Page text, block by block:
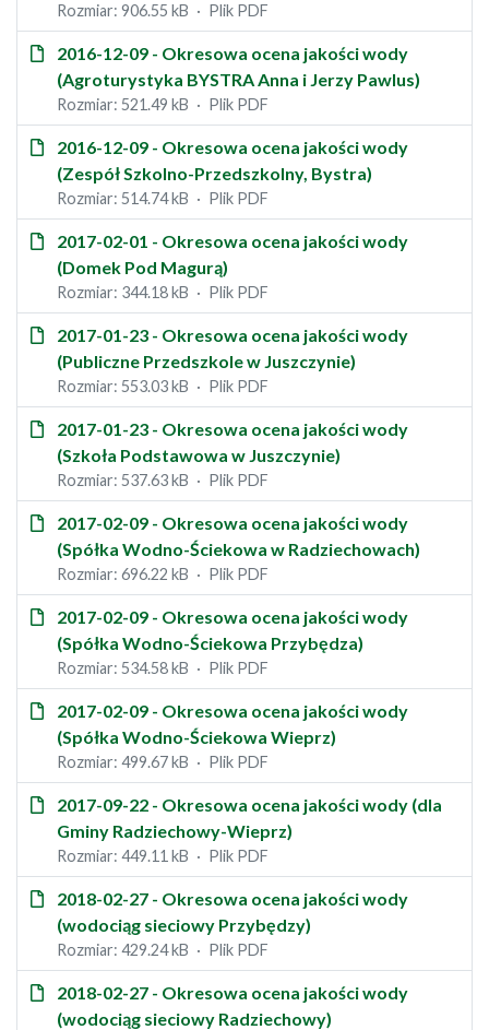
Rozmiar: 906.55 kB Plik PDF
2016-12-09 - Okresowa ocena jakości wody
(Agroturystyka BYSTRA Anna i Jerzy Pawlus)
Rozmiar: 521.49 kB Plik PDF
2016-12-09 - Okresowa ocena jakości wody
(Zespół Szkolno-Przedszkolny, Bystra)
Rozmiar: 514.74 kB Plik PDF
2017-02-01 - Okresowa ocena jakości wody
(Domek Pod Magurą)
Rozmiar: 344.18 kB Plik PDF
2017-01-23 - Okresowa ocena jakości wody
(Publiczne Przedszkole w Juszczynie)
Rozmiar: 553.03 kB Plik PDF
2017-01-23 - Okresowa ocena jakości wody
(Szkoła Podstawowa w Juszczynie)
Rozmiar: 537.63 kB Plik PDF
2017-02-09 - Okresowa ocena jakości wody
(Spółka Wodno-Ściekowa w Radziechowach)
Rozmiar: 696.22 kB Plik PDF
2017-02-09 - Okresowa ocena jakości wody
(Spółka Wodno-Ściekowa Przybędza)
Rozmiar: 534.58 kB Plik PDF
2017-02-09 - Okresowa ocena jakości wody
(Spółka Wodno-Ściekowa Wieprz)
Rozmiar: 499.67 kB Plik PDF
2017-09-22 - Okresowa ocena jakości wody (dla
Gminy Radziechowy-Wieprz)
Rozmiar: 449.11 kB Plik PDF
2018-02-27 - Okresowa ocena jakości wody
(wodociąg sieciowy Przybędzy)
Rozmiar: 429.24 kB Plik PDF
2018-02-27 - Okresowa ocena jakości wody
(wodociąg sieciowy Radziechowy)